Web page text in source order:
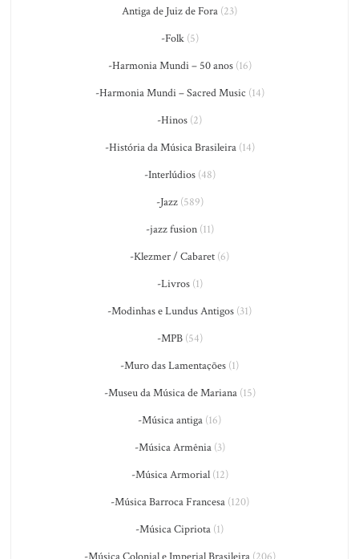
Antiga de Juiz de Fora (23)
-Folk(5)
-Harmonia Mundi – 50 anos(16)
-Harmonia Mundi – Sacred Music (14)
-Hinos (2)
-História da Música Brasileira(14)
-Interlúdios(48)
-Jazz(589)
-jazz fusion(11)
-Klezmer / Cabaret (6)
-Livros(1)
-Modinhas e Lundus Antigos (31)
-MPB(54)
-Muro das Lamentações (1)
-Museu da Música de Mariana(15)
-Música antiga (16)
-Música Armênia(3)
-Música Armorial(12)
-Música Barroca Francesa(120)
-Música Cipriota (1)